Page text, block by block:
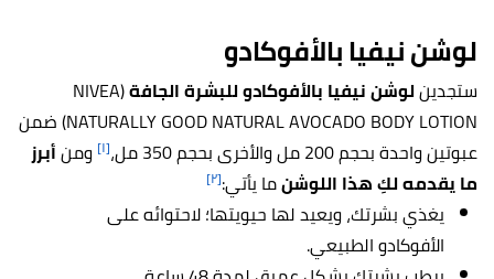
لوشن نيفيا بالأفوكادو
ستجدينلوشن نيفيا بالأفوكادو للبشرة الجافة (NIVEA
NATURALLY GOOD NATURAL AVOCADO BODY LOTION) ضمن
عبوتين واحدة بحجم 200 مل والأخرى بحجم 350 مل،
[١] ومنأبرز
ما يقدمه لكِ هذا اللوشنما يأتي:[٢]
يغذي بشرتك، ويعيد لها حيويتها؛ لاحتوائه على
الأفوكادو الطبيعي.